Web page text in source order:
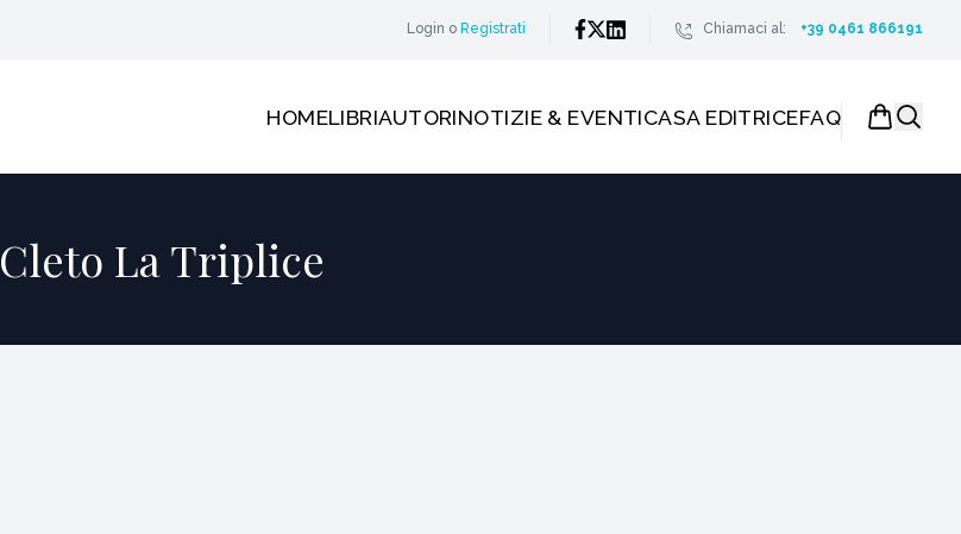
Login o Registrati Chiamaci al: +39 0461 866191
HOMELIBRIAUTORINOTIZIE & EVENTICASA EDITRICEFAQ
Cleto La Triplice